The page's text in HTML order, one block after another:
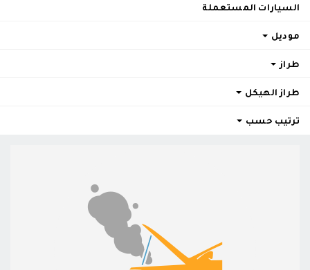
السيارات المستعملة
موديل
طراز
طراز الهيكل
ترتيب حسب